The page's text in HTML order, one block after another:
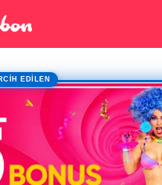
EDİLEN